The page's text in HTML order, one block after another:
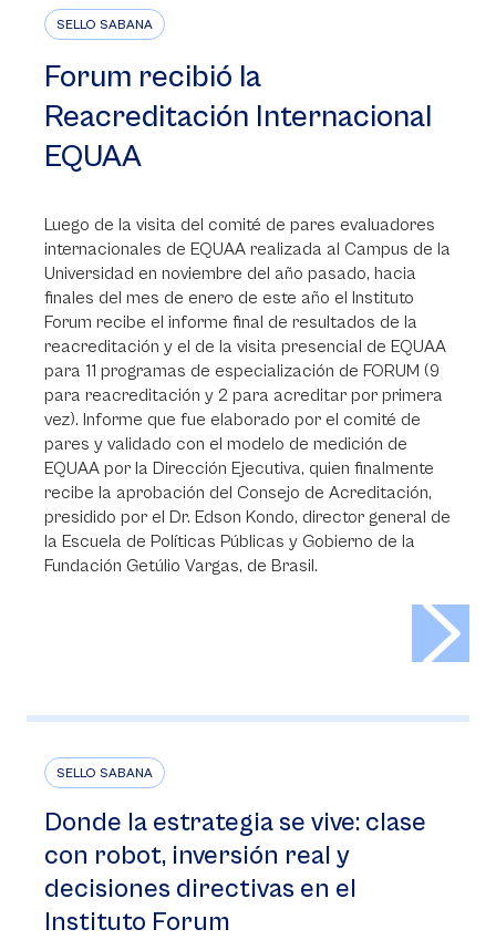
SELLO SABANA
Forum recibió la
Reacreditación Internacional
EQUAA
Luego de la visita del comité de pares evaluadores
internacionales de EQUAA realizada al Campus de la
Universidad en noviembre del año pasado, hacia
finales del mes de enero de este año el Instituto
Forum recibe el informe final de resultados de la
reacreditación y el de la visita presencial de EQUAA
para 11 programas de especialización de FORUM (9
para reacreditación y 2 para acreditar por primera
vez). Informe que fue elaborado por el comité de
pares y validado con el modelo de medición de
EQUAA por la Dirección Ejecutiva, quien finalmente
recibe la aprobación del Consejo de Acreditación,
presidido por el Dr. Edson Kondo, director general de
la Escuela de Políticas Públicas y Gobierno de la
Fundación Getúlio Vargas, de Brasil.
SELLO SABANA
Donde la estrategia se vive: clase
con robot, inversión real y
decisiones directivas en el
Instituto Forum